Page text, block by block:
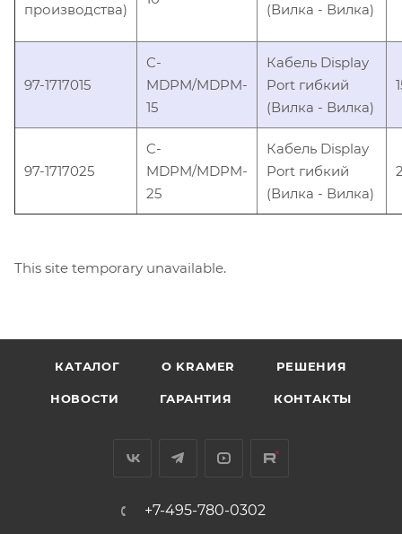
производства) (Вилка - Вилка)
97-1717015
C-
MDPM/MDPM-
15
Кабель Display
Port гибкий
(Вилка - Вилка)
97-1717025
C-
MDPM/MDPM-
25
Кабель Display
Port гибкий
(Вилка - Вилка)
This site temporary unavailable.
КАТАЛОГ O KRAMER РЕШЕНИЯ
НОВОСТИ ГАРАНТИЯ КОНТАКТЫ
+7-495-780-0302